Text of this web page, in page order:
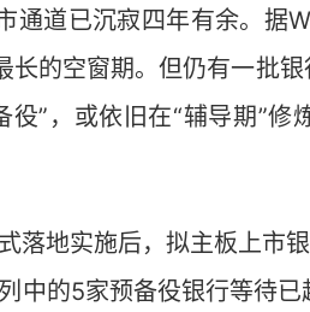
道已沉寂四年有余。据
长的空窗期。但仍有一批
役”，或依旧在“辅导期”
地实施后，拟主板上市银
中的5家预备役银行等待